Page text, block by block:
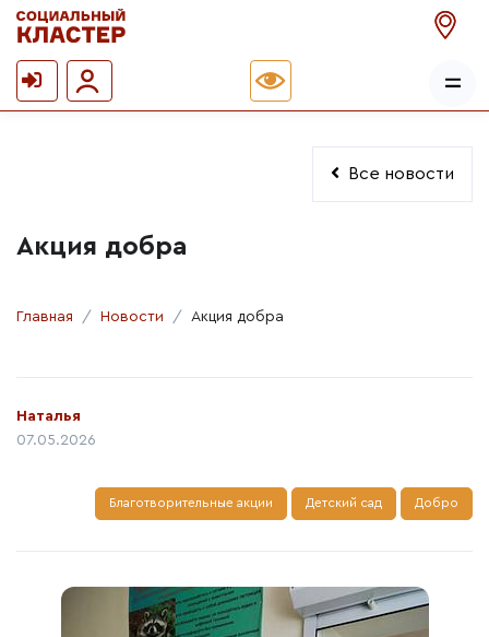
Все новости
Акция добра
Главная Новости Акция добра
Автор:
Наталья
Дата публикации:
07.05.2026
Благотворительные акции Детский сад Добро